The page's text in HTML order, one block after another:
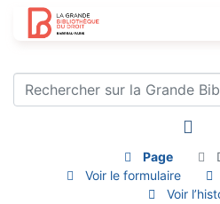
Page
Voir le formulaire
Voir